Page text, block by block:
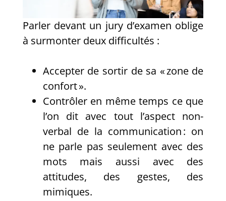
Parler devant un jury d’examen oblige
à surmonter deux difficultés :
Accepter de sortir de sa « zone de
confort ».
Contrôler en même temps ce que
l’on dit avec tout l’aspect non-
verbal de la communication : on
ne parle pas seulement avec des
mots mais aussi avec des
attitudes, des gestes, des
mimiques.